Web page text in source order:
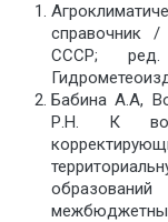
справочник
СССР;
Бабина А.А,
Р.Н. К